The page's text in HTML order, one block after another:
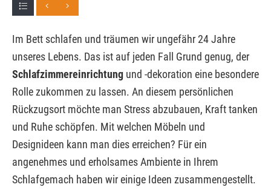
Im Bett schlafen und träumen wir ungefähr 24 Jahre
unseres Lebens. Das ist auf jeden Fall Grund genug, der
Schlafzimmereinrichtung und -dekoration eine besondere
Rolle zukommen zu lassen. An diesem persönlichen
Rückzugsort möchte man Stress abzubauen, Kraft tanken
und Ruhe schöpfen. Mit welchen Möbeln und
Designideen kann man dies erreichen? Für ein
angenehmes und erholsames Ambiente in Ihrem
Schlafgemach haben wir einige Ideen zusammengestellt.